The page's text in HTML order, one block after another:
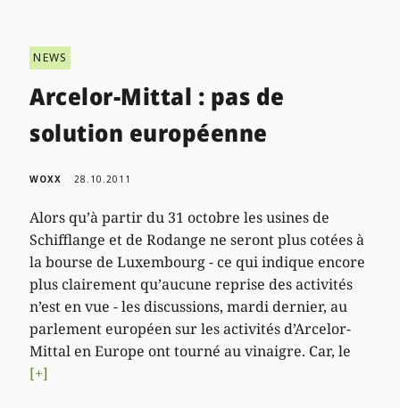
NEWS
Arcelor-Mittal : pas de
solution européenne
WOXX 28.10.2011
Alors qu’à partir du 31 octobre les usines de
Schifflange et de Rodange ne seront plus cotées à
la bourse de Luxembourg - ce qui indique encore
plus clairement qu’aucune reprise des activités
n’est en vue - les discussions, mardi dernier, au
parlement européen sur les activités d’Arcelor-
Mittal en Europe ont tourné au vinaigre. Car, le
[+]